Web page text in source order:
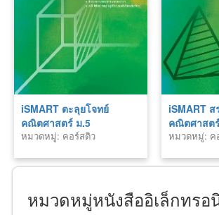
iSMART ตะลุยโจทย์
คณิตศาสตร์ ม.5
หมวดหมู่: คอร์สติว
iSMART ส
คณิตศาสต
หมวดหมู่: ค
หมวดหมู่หนังสืออิเล็กทรอ